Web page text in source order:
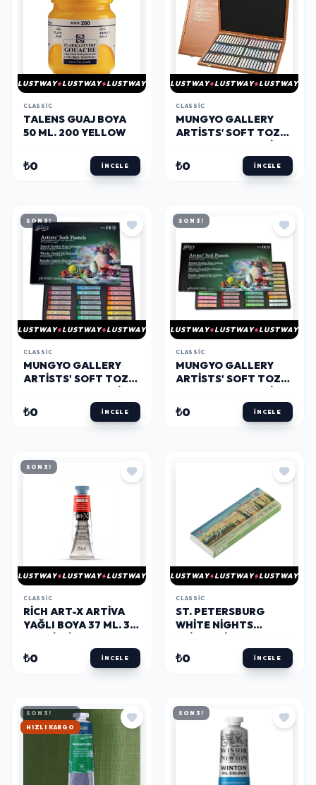
LUSTWAY LUSTWAY LUSTWAY
CLASSIC
TALENS GUAJ BOYA
50 ML. 200 YELLOW
₺0 İNCELE
LUSTWAY LUSTWAY LUSTWAY
CLASSIC
MUNGYO GALLERY
ARTISTS′ SOFT TOZ
RENK TAM BOY AHŞAP
KUTU
₺0 İNCELE
SON 3!
LUSTWAY LUSTWAY LUSTWAY
CLASSIC
MUNGYO GALLERY
ARTISTS' SOFT TOZ
RENK TAM BOY
₺0 İNCELE
SON 3!
LUSTWAY LUSTWAY LUSTWAY
CLASSIC
MUNGYO GALLERY
ARTISTS' SOFT TOZ
RENK TAM BOY
₺0 İNCELE
SON 3!
LUSTWAY LUSTWAY LUSTWAY
CLASSIC
RICH ART-X ARTIVA
YAĞLI BOYA 37 ML. 311
₺0 İNCELE
LUSTWAY LUSTWAY LUSTWAY
CLASSIC
ST. PETERSBURG
WHITE NIGHTS
COLLECTION TABLET
SULU BOYA SETI 8
₺0 İNCELE
SON 3!
HIZLI KARGO
SON 3!